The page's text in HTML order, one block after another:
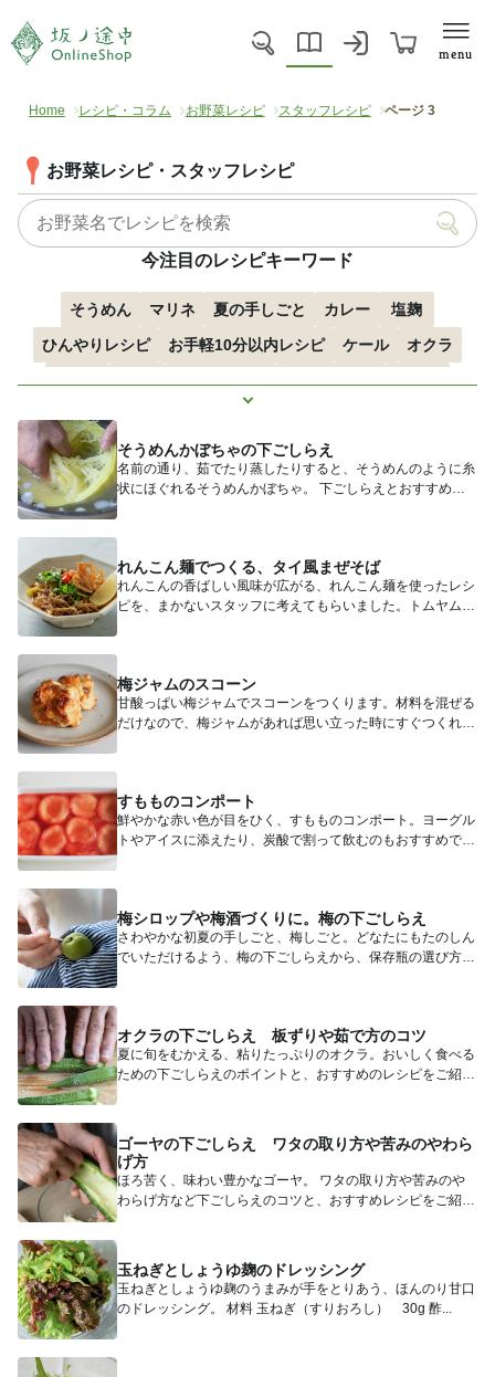
menu
Home レシピ・コラム お野菜レシピ スタッフレシピ ページ 3
お野菜レシピ・スタッフレシピ
今注目のレシピキーワード
そうめん マリネ 夏の手しごと カレー
塩麹
ひんやりレシピ
お手軽10分以内レシピ ケール
オクラ
とうもろこし
エスニック
もっと見る
そうめんかぼちゃの下ごしらえ
名前の通り、茹でたり蒸したりすると、そうめんのように糸
状にほぐれるそうめんかぼちゃ。 下ごしらえとおすすめレ
シピをご紹...
れんこん麺でつくる、タイ風まぜそば
れんこんの香ばしい風味が広がる、れんこん麺を使ったレシ
ピを、まかないスタッフに考えてもらいました。トムヤムク
梅ジャムのスコーン
甘酸っぱい梅ジャムでスコーンをつくります。材料を混ぜる
だけなので、梅ジャムがあれば思い立った時にすぐつくれる
すもものコンポート
鮮やかな赤い色が目をひく、すもものコンポート。ヨーグル
トやアイスに添えたり、炭酸で割って飲むのもおすすめで
す。 材料（...
梅シロップや梅酒づくりに。梅の下ごしらえ
さわやかな初夏の手しごと、梅しごと。どなたにもたのしん
でいただけるよう、梅の下ごしらえから、保存瓶の選び方、
梅シロップや...
オクラの下ごしらえ 板ずりや茹で方のコツ
夏に旬をむかえる、粘りたっぷりのオクラ。おいしく食べる
ための下ごしらえのポイントと、おすすめのレシピをご紹介
ゴーヤの下ごしらえ ワタの取り方や苦みのやわら
げ方
ほろ苦く、味わい豊かなゴーヤ。 ワタの取り方や苦みのや
わらげ方など下ごしらえのコツと、おすすめレシピをご紹介
します。 ...
玉ねぎとしょうゆ麹のドレッシング
玉ねぎとしょうゆ麹のうまみが手をとりあう、ほんのり甘口
のドレッシング。 材料 玉ねぎ（すりおろし） 30g 酢...